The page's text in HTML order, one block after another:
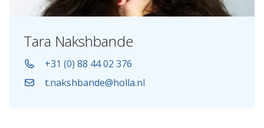
Tara Nakshbande
+31 (0) 88 44 02 376
t.nakshbande@holla.nl